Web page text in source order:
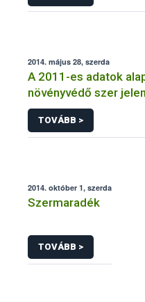
2014. május 28, szerda
A 2011-es adatok
növényvédő szer
TOVÁBB >
2014. október 1, szerda
Szermaradék
TOVÁBB >